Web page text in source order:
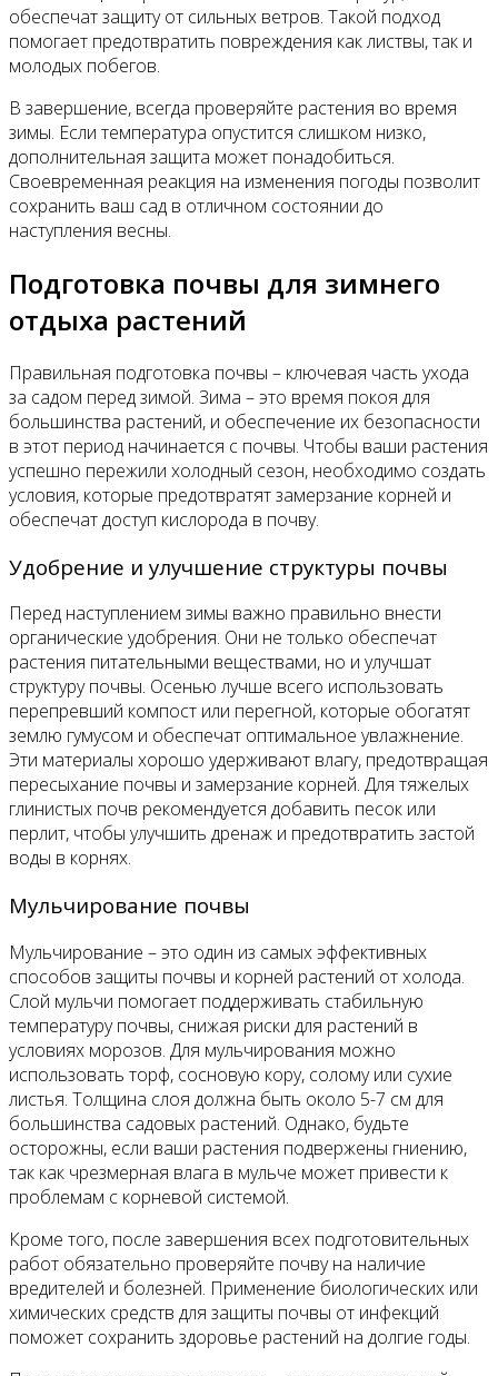
обеспечат защиту от сильных ветров. Такой подход
помогает предотвратить повреждения как листвы, так и
молодых побегов.
В завершение, всегда проверяйте растения во время
зимы. Если температура опустится слишком низко,
дополнительная защита может понадобиться.
Своевременная реакция на изменения погоды позволит
сохранить ваш сад в отличном состоянии до
наступления весны.
Подготовка почвы для зимнего
отдыха растений
Правильная подготовка почвы – ключевая часть ухода
за садом перед зимой. Зима – это время покоя для
большинства растений, и обеспечение их безопасности
в этот период начинается с почвы. Чтобы ваши растения
успешно пережили холодный сезон, необходимо создать
условия, которые предотвратят замерзание корней и
обеспечат доступ кислорода в почву.
Удобрение и улучшение структуры почвы
Перед наступлением зимы важно правильно внести
органические удобрения. Они не только обеспечат
растения питательными веществами, но и улучшат
структуру почвы. Осенью лучше всего использовать
перепревший компост или перегной, которые обогатят
землю гумусом и обеспечат оптимальное увлажнение.
Эти материалы хорошо удерживают влагу, предотвращая
пересыхание почвы и замерзание корней. Для тяжелых
глинистых почв рекомендуется добавить песок или
перлит, чтобы улучшить дренаж и предотвратить застой
воды в корнях.
Мульчирование почвы
Мульчирование – это один из самых эффективных
способов защиты почвы и корней растений от холода.
Слой мульчи помогает поддерживать стабильную
температуру почвы, снижая риски для растений в
условиях морозов. Для мульчирования можно
использовать торф, сосновую кору, солому или сухие
листья. Толщина слоя должна быть около 5-7 см для
большинства садовых растений. Однако, будьте
осторожны, если ваши растения подвержены гниению,
так как чрезмерная влага в мульче может привести к
проблемам с корневой системой.
Кроме того, после завершения всех подготовительных
работ обязательно проверяйте почву на наличие
вредителей и болезней. Применение биологических или
химических средств для защиты почвы от инфекций
поможет сохранить здоровье растений на долгие годы.